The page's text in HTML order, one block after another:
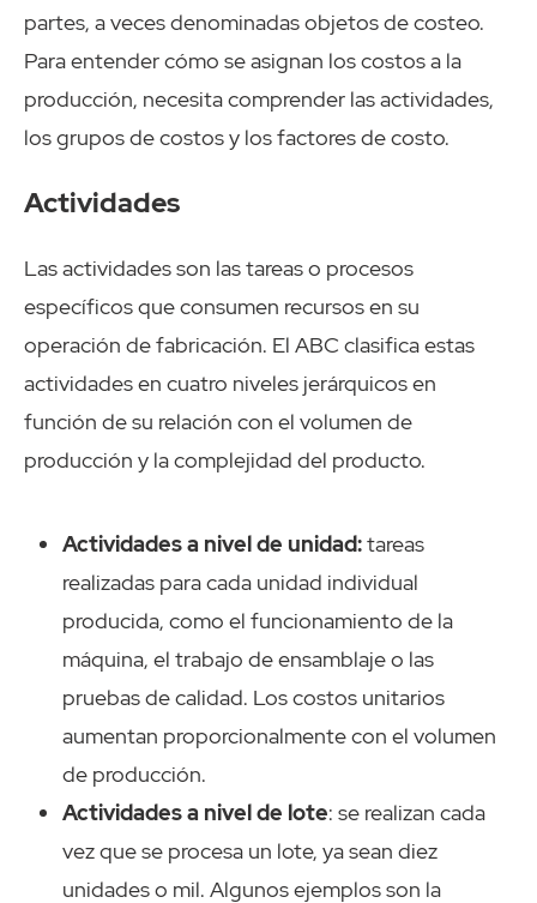
partes, a veces denominadas objetos de costeo.
Para entender cómo se asignan los costos a la
producción, necesita comprender las actividades,
los grupos de costos y los factores de costo.
Actividades
Las actividades son las tareas o procesos
específicos que consumen recursos en su
operación de fabricación. El ABC clasifica estas
actividades en cuatro niveles jerárquicos en
función de su relación con el volumen de
producción y la complejidad del producto.
Actividades a nivel de unidad:tareas
realizadas para cada unidad individual
producida, como el funcionamiento de la
máquina, el trabajo de ensamblaje o las
pruebas de calidad. Los costos unitarios
aumentan proporcionalmente con el volumen
de producción.
Actividades a nivel de lote: se realizan cada
vez que se procesa un lote, ya sean diez
unidades o mil. Algunos ejemplos son la